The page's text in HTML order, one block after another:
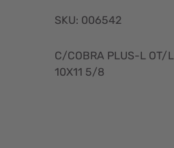
SKU: 006542
C/COBRA PLUS-L OT/
10X11 5/8